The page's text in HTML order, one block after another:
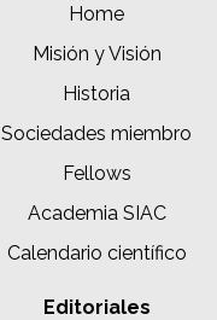
Home
Misión y Visión
Historia
Sociedades miembro
Fellows
Academia SIAC
Calendario científico
Editoriales